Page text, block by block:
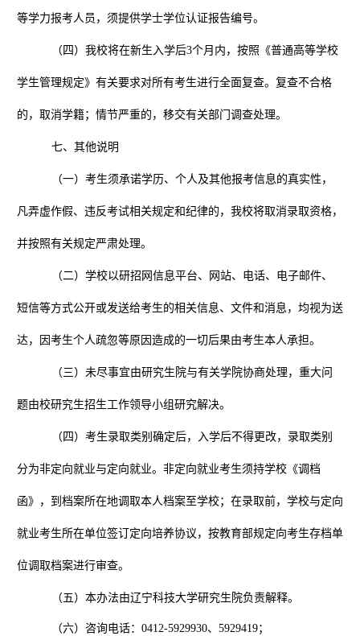
等学力报考人员，须提供学士学位认证报告编号。
（四）我校将在新生入学后3个月内，按照《普通高等学校
学生管理规定》有关要求对所有考生进行全面复查。复查不合格
的，取消学籍；情节严重的，移交有关部门调查处理。
七、其他说明
（一）考生须承诺学历、个人及其他报考信息的真实性，
凡弄虚作假、违反考试相关规定和纪律的，我校将取消录取资格，
并按照有关规定严肃处理。
（二）学校以研招网信息平台、网站、电话、电子邮件、
短信等方式公开或发送给考生的相关信息、文件和消息，均视为送
达，因考生个人疏忽等原因造成的一切后果由考生本人承担。
（三）未尽事宜由研究生院与有关学院协商处理，重大问
题由校研究生招生工作领导小组研究解决。
（四）考生录取类别确定后，入学后不得更改，录取类别
分为非定向就业与定向就业。非定向就业考生须持学校《调档
函》，到档案所在地调取本人档案至学校；在录取前，学校与定向
就业考生所在单位签订定向培养协议，按教育部规定向考生存档单
位调取档案进行审查。
（五）本办法由辽宁科技大学研究生院负责解释。
（六）咨询电话： 0412-5929930、 5929419；